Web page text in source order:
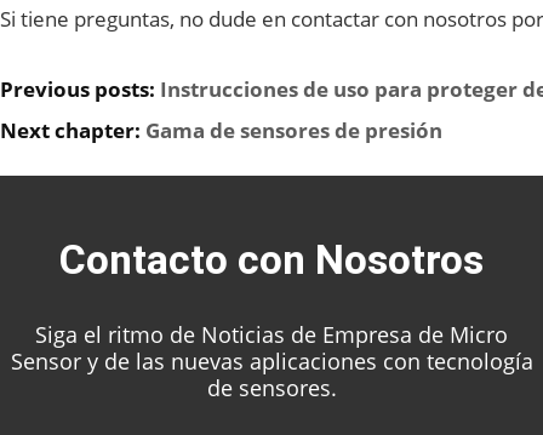
Si tiene preguntas, no dude en contactar con nosotros
Previous posts: Instrucciones de uso para proteger
Next chapter: Gama de sensores de presión
Contacto con Nosotros
Siga el ritmo de Noticias de Empresa de Micro
Sensor y de las nuevas aplicaciones con tecnología
de sensores.